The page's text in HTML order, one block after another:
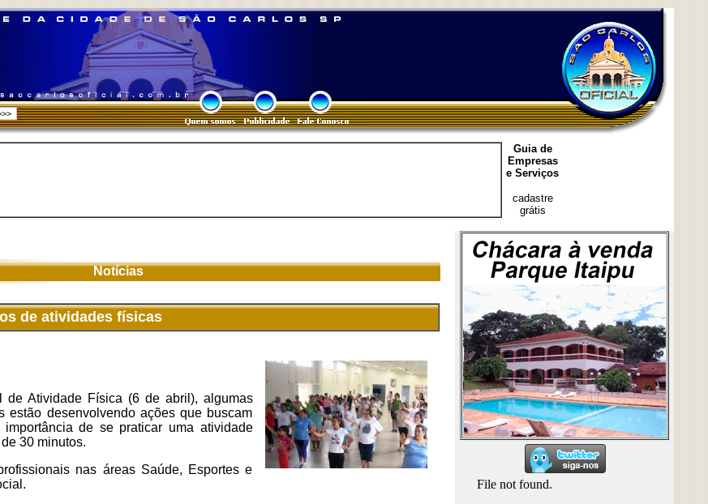
Guia de
Empresas
e Serviços
cadastre
grátis
Notícias
de atividades físicas
de Atividade Física (6 de abril), algumas
estão desenvolvendo ações que buscam
de se praticar uma atividade
30 minutos.
nas áreas Saúde, Esportes e